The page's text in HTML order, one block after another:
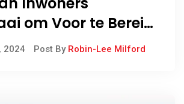
om Voor te Berei
2024 Post By Robin-Lee Milford